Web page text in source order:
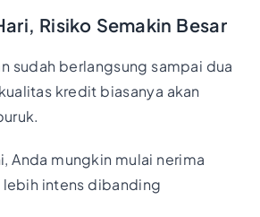
Risiko Semakin Besar
sudah berlangsung sampai dua
kredit biasanya akan
Anda mungkin mulai nerima
intens dibanding